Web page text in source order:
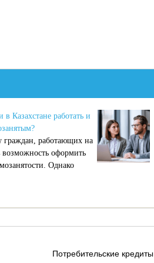
Казахстане работать и
граждан, работающих на
возможность оформить
Однако
Потребительские кредиты